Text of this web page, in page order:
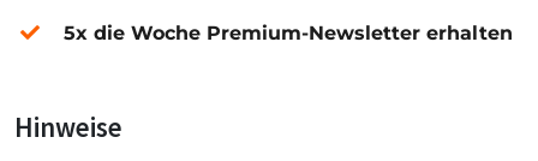
5x die Woche Premium-Newsletter erhalten
Hinweise